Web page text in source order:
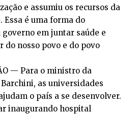
e assumiu os recursos da
Essa é uma forma do
em juntar saúde e
do nosso povo e do povo
— Para o ministro da
as universidades
o país a se desenvolver.
inaugurando hospital